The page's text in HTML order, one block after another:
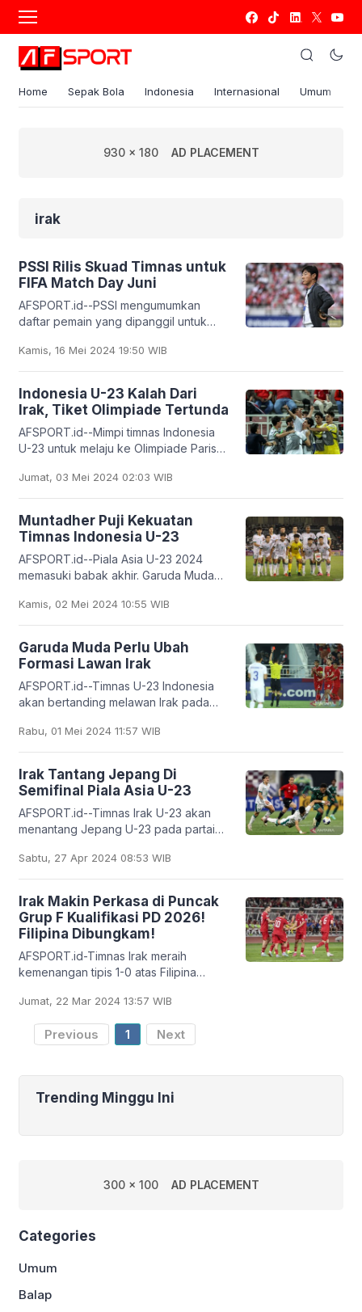
Home Sepak Bola Indonesia Internasional Umum
930 x 180 AD PLACEMENT
irak
PSSI Rilis Skuad Timnas untuk
FIFA Match Day Juni
AFSPORT.id--PSSI mengumumkan
daftar pemain yang dipanggil untuk
yakni dua pertandingan kualifikasi Piala
Dunia melawan Irak
Kamis, 16 Mei 2024 19:50 WIB
Indonesia U-23 Kalah Dari
Irak, Tiket Olimpiade Tertunda
AFSPORT.id--Mimpi timnas Indonesia
U-23 untuk melaju ke Olimpiade Paris
gagal meraih tiket otomatis setelah
ditaklukkan Irak
Jumat, 03 Mei 2024 02:03 WIB
Muntadher Puji Kekuatan
Timnas Indonesia U-23
AFSPORT.id--Piala Asia U-23 2024
memasuki babak akhir. Garuda Muda
perebutan tempat ketiga pada Kamis
(2/5) malam ini.
Kamis, 02 Mei 2024 10:55 WIB
Garuda Muda Perlu Ubah
Formasi Lawan Irak
AFSPORT.id--Timnas U-23 Indonesia
akan bertanding melawan Irak pada
Abdullah bin Khalifa, Doha, Qatar, untuk
memperebutkan
Rabu, 01 Mei 2024 11:57 WIB
Irak Tantang Jepang Di
Semifinal Piala Asia U-23
AFSPORT.id--Timnas Irak U-23 akan
menantang Jepang U-23 pada partai
mengalahkan Vietnam U-23 pada
babak perempat final
Sabtu, 27 Apr 2024 08:53 WIB
Irak Makin Perkasa di Puncak
Grup F Kualifikasi PD 2026!
Filipina Dibungkam!
AFSPORT.id-Timnas Irak meraih
kemenangan tipis 1-0 atas Filipina
kedua Kualifikasi Piala Dunia 2026 di
Basra International
Jumat, 22 Mar 2024 13:57 WIB
Previous 1 Next
Trending Minggu Ini
300 x 100 AD PLACEMENT
Categories
Umum
Balap